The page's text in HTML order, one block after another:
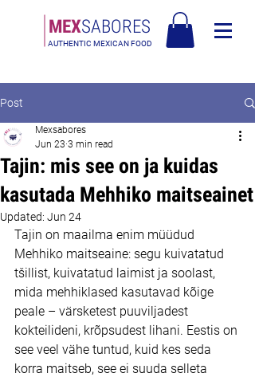
MEXSABORES
AUTHENTIC MEXICAN FOOD
Post
Tajin: mis see on ja kuidas
kasutada Mehhiko maitseainet
Mexsabores
Jun 23 3 min read
Updated: Jun 24
Tajin on maailma enim müüdud
Mehhiko maitseaine: segu kuivatatud
tšillist, kuivatatud laimist ja soolast,
mida mehhiklased kasutavad kõige
peale – värsketest puuviljadest
kokteilideni, krõpsudest lihani. Eestis on
see veel vähe tuntud, kuid kes seda
korra maitseb, see ei suuda selleta